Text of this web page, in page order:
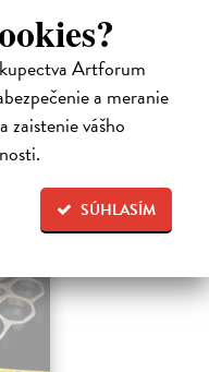
Artforum
a meranie
zaistenie vášho
SÚHLASÍM
zločinem, který
kriminálky, a jeho tým.
na sklade